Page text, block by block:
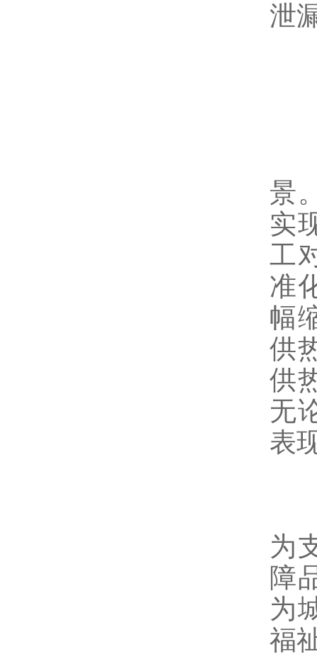
泄
景
实
工
准
幅
供
供
无
表
为
障
为
福